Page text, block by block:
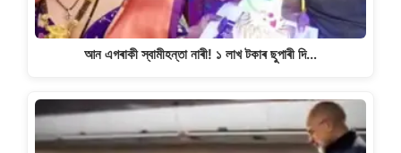
আন এগৰাকী স্বামীহন্তা নাৰী! ১ লাখ টকাৰ ছুপাৰী দি…